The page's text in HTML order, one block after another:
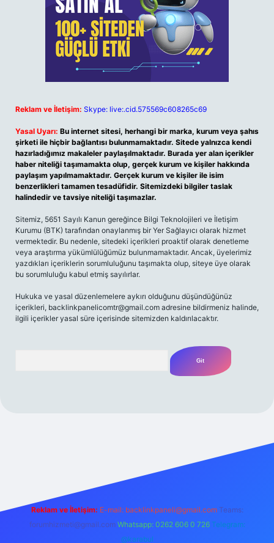
Reklam ve İletişim: Skype: live:.cid.575569c608265c69
Yasal Uyarı: Bu internet sitesi, herhangi bir marka, kurum veya şahıs
şirketi ile hiçbir bağlantısı bulunmamaktadır. Sitede yalnızca kendi
hazırladığımız makaleler paylaşılmaktadır. Burada yer alan içerikler
haber niteliği taşımamakta olup, gerçek kurum ve kişiler hakkında
paylaşım yapılmamaktadır. Gerçek kurum ve kişiler ile isim
benzerlikleri tamamen tesadüfidir. Sitemizdeki bilgiler taslak
halindedir ve tavsiye niteliği taşımazlar.
Sitemiz, 5651 Sayılı Kanun gereğince Bilgi Teknolojileri ve İletişim
Kurumu (BTK) tarafından onaylanmış bir Yer Sağlayıcı olarak hizmet
vermektedir. Bu nedenle, sitedeki içerikleri proaktif olarak denetleme
veya araştırma yükümlülüğümüz bulunmamaktadır. Ancak, üyelerimiz
yazdıkları içeriklerin sorumluluğunu taşımakta olup, siteye üye olarak
bu sorumluluğu kabul etmiş sayılırlar.
Hukuka ve yasal düzenlemelere aykırı olduğunu düşündüğünüz
içerikleri, backlinkpanelicomtr@gmail.com adresine bildirmeniz halinde,
ilgili içerikler yasal süre içerisinde sitemizden kaldırılacaktır.
m elexbet
Reklam ve İletişim: E-mail: backlinkpaneli@gmail.com Teams:
forumhizmeti@gmail.com Whatsapp: 0262 606 0 726 Telegram:
@karabul